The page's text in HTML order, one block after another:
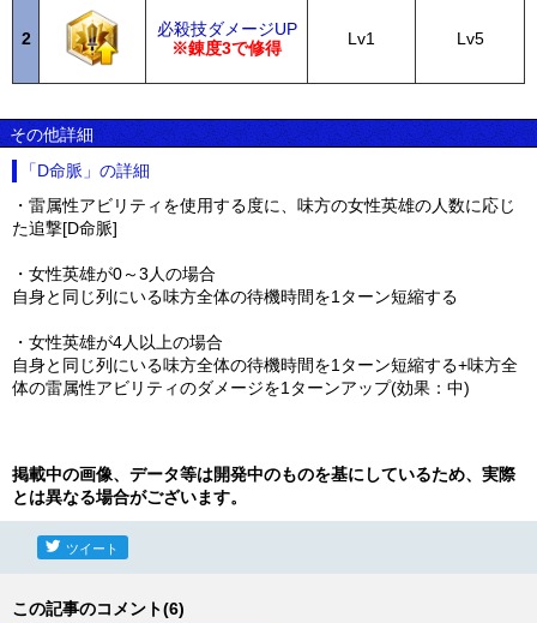
2
必殺技ダメージUP
※錬度3で修得
Lv1 Lv5
その他詳細
「D命脈」の詳細
・雷属性アビリティを使用する度に、味方の女性英雄の人数に応じ
た追撃[D命脈]
・女性英雄が0～3人の場合
自身と同じ列にいる味方全体の待機時間を1ターン短縮する
・女性英雄が4人以上の場合
自身と同じ列にいる味方全体の待機時間を1ターン短縮する+味方全
体の雷属性アビリティのダメージを1ターンアップ(効果：中)
掲載中の画像、データ等は開発中のものを基にしているため、実際
とは異なる場合がございます。
ツイート
この記事のコメント(6)